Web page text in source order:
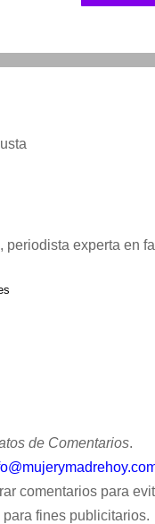
, periodista experta en
de Comentarios.
comentarios para
fines publicitarios.